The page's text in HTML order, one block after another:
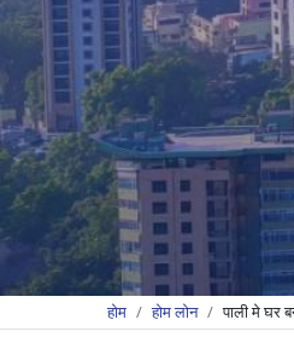
होम होम लोन पाली मे घर